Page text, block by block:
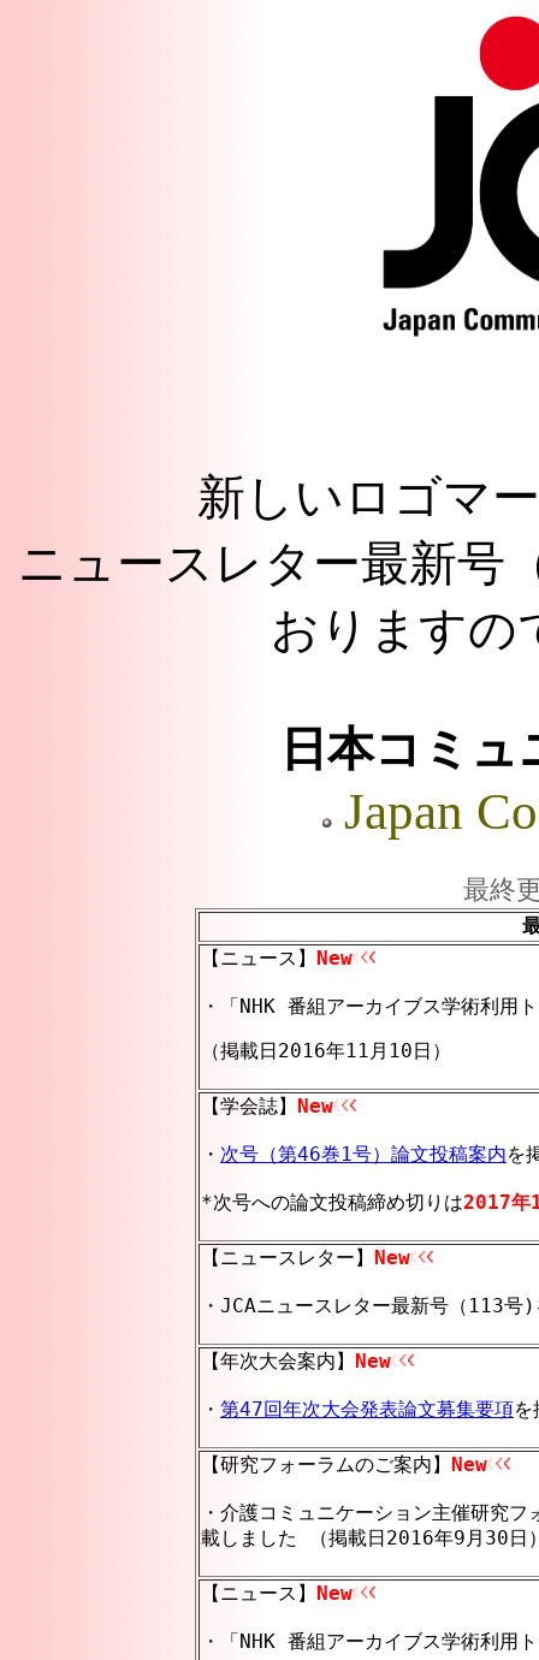
新しいロゴマ
ニュースレター最新号
おりますの
日本コミ
Japan
最終更
【ニュース】 New
・「NHK 番組アーカイブス学術利
（掲載日2016年11月10日）
【学会誌】 New
・ 次号（第46巻1号）論文投稿案内を
*次号への論文投稿締め切りは2017年
【ニュースレター】 New
・JCAニュースレター最新号（113
【年次大会案内】 New
・ 第47回年次大会発表論文募集要項
【研究フォーラムのご案内】 New
・介護コミュニケーション主催研究
載しました （掲載日2016年9月30日
【ニュース】 New
・「NHK 番組アーカイブス学術利